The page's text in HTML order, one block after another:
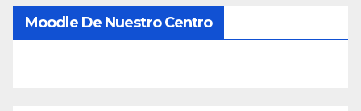
Moodle De Nuestro Centro